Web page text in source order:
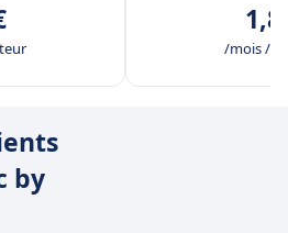
/mois /
by